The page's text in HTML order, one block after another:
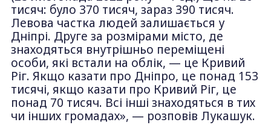
тисяч: було 370 тисяч, зараз 390 тисяч.
Левова частка людей залишається у
Дніпрі. Друге за розмірами місто, де
знаходяться внутрішньо переміщені
особи, які встали на облік, — це Кривий
Ріг. Якщо казати про Дніпро, це понад 153
тисячі, якщо казати про Кривий Ріг, це
понад 70 тисяч. Всі інші знаходяться в тих
чи інших громадах», — розповів Лукашук.